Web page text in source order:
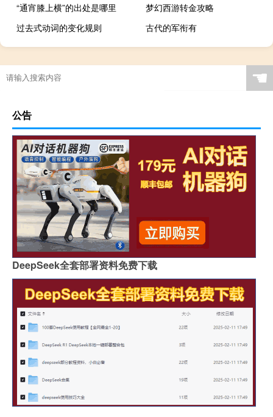
“通宵膝上横”的出处是哪里
梦幻西游转金攻略
过去式动词的变化规则
古代的军衔有
☚
公告
DeepSeek全套部署资料免费下载